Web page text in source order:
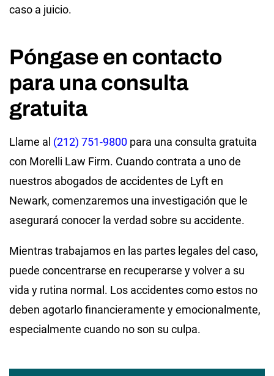
caso a juicio.
Póngase en contacto
para una consulta
gratuita
Llame al (212) 751-9800 para una consulta gratuita
con Morelli Law Firm. Cuando contrata a uno de
nuestros abogados de accidentes de Lyft en
Newark, comenzaremos una investigación que le
asegurará conocer la verdad sobre su accidente.
Mientras trabajamos en las partes legales del caso,
puede concentrarse en recuperarse y volver a su
vida y rutina normal. Los accidentes como estos no
deben agotarlo financieramente y emocionalmente,
especialmente cuando no son su culpa.